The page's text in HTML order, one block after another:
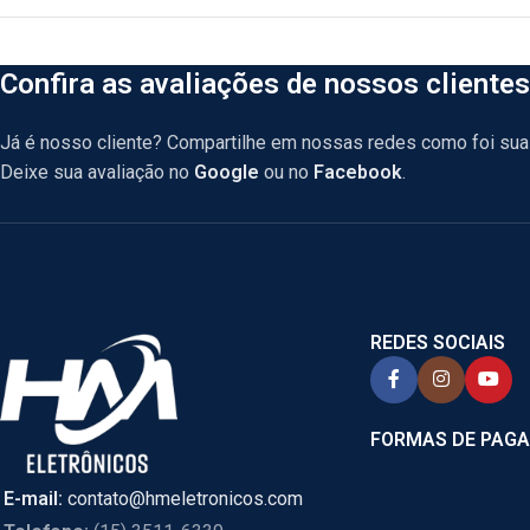
Confira as avaliações de nossos clientes
Já é nosso cliente? Compartilhe em nossas redes como foi
Deixe sua avaliação no Google ou no Facebook.
E-mail: contato@hmeletronicos.com
REDES SOCIAIS
FORMAS DE